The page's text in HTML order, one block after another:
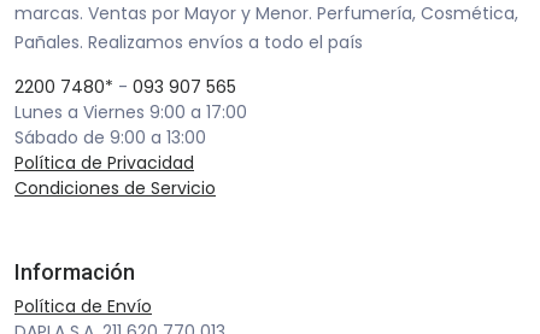
marcas. Ventas por Mayor y Menor. Perfumería, Cosmética,
Pañales. Realizamos envíos a todo el país
2200 7480* - 093 907 565
Lunes a Viernes 9:00 a 17:00
Sábado de 9:00 a 13:00
Política de Privacidad
Condiciones de Servicio
Información
Política de Envío